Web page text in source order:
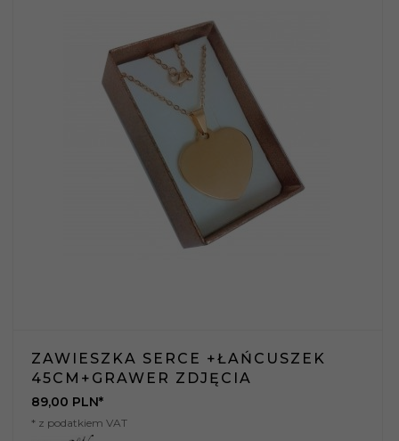
ZAWIESZKA SERCE +ŁAŃCUSZEK
45CM+GRAWER ZDJĘCIA
89,00 PLN*
* z podatkiem VAT